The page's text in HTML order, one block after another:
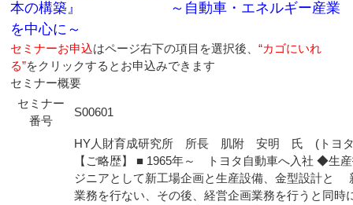
本の構築』 ～自動車・エネルギー産業
を中心に～
セミナーお申込はページ右下の項目を選択後、“カゴにいれ
る”をクリックするとお申込みできます
セミナー概要
セミナー
番号
S00601
HY人財育成研究所 所長 肌附 安明 氏 (トヨタ
【ご略歴】 ■ 1965年～ トヨタ自動車へ入社 ◆生
ジニアとして新工場企画と生産設備、金型設計と
業務を行ない、その後、経営企画業務を行うと同